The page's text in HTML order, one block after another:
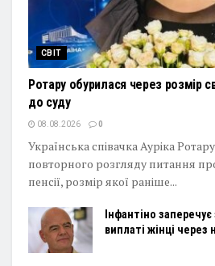
СВІТ
Ротару обурилася через розмір
до суду
08.08.2026 0
Українська співачка Ауріка
повторного розгляду питання
пенсії, розмір якої раніше...
Інфантіно
виплаті жінці через